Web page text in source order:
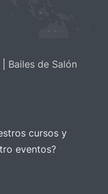
Bailes de Salón
cursos y
eventos?